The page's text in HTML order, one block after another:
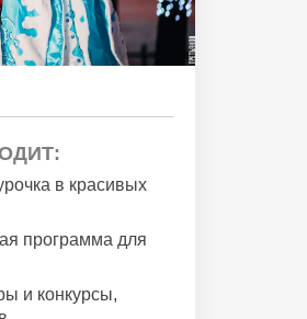
в красивых
программа для
и конкурсы,